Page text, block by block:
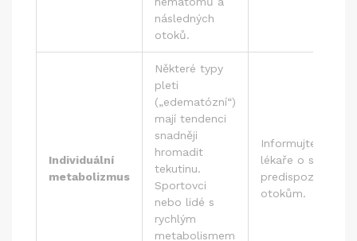
následných
otoků.
Individuální
metabolizmus
Některé typy
pleti
(„edematózní“)
mají tendenci
snadněji
hromadit
tekutinu.
Sportovci
nebo lidé s
rychlým
metabolismem
Informujte
lékaře o své
predispozici k
otokům.